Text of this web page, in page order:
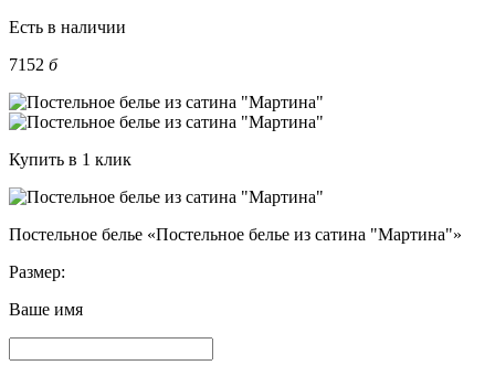
Есть в наличии
7152 б
Купить в 1 клик
Постельное белье «Постельное белье из сатина "Мартина"»
Размер:
Ваше имя